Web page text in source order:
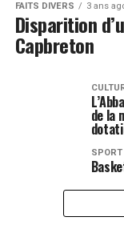
FAITS DIVERS 3 ans
Disparition
Capbreton
de la
SPORT